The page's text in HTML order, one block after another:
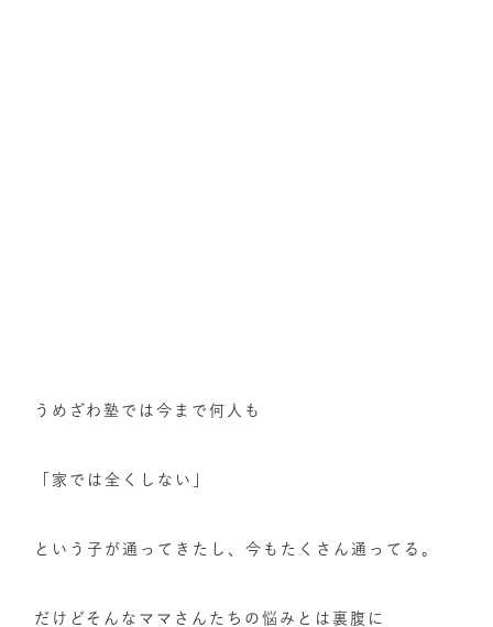
うめざわ塾では今まで何人も
「家では全くしない」
という子が通ってきたし、今もたくさん通ってる。
だけどそんなママさんたちの悩みとは裏腹に